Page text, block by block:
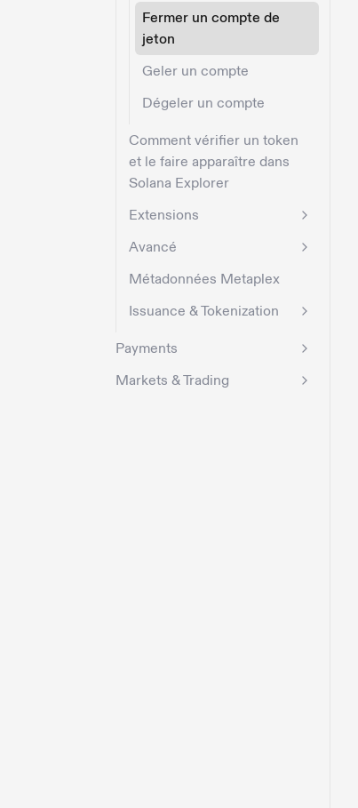
Fermer un compte de
jeton
Geler un compte
Dégeler un compte
Comment vérifier un token
et le faire apparaître dans
Solana Explorer
Extensions
Avancé
Métadonnées Metaplex
Issuance & Tokenization
Payments
Markets & Trading